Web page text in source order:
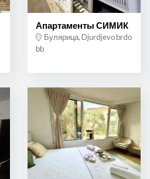
Апартаменты СИМИК
Булярица, Djurdjevo brdo
bb